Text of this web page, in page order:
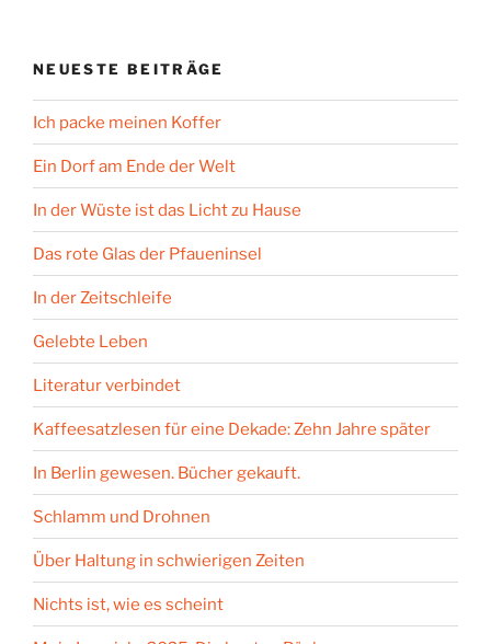
NEUESTE BEITRÄGE
Ich packe meinen Koffer
Ein Dorf am Ende der Welt
In der Wüste ist das Licht zu Hause
Das rote Glas der Pfaueninsel
In der Zeitschleife
Gelebte Leben
Literatur verbindet
Kaffeesatzlesen für eine Dekade: Zehn Jahre später
In Berlin gewesen. Bücher gekauft.
Schlamm und Drohnen
Über Haltung in schwierigen Zeiten
Nichts ist, wie es scheint